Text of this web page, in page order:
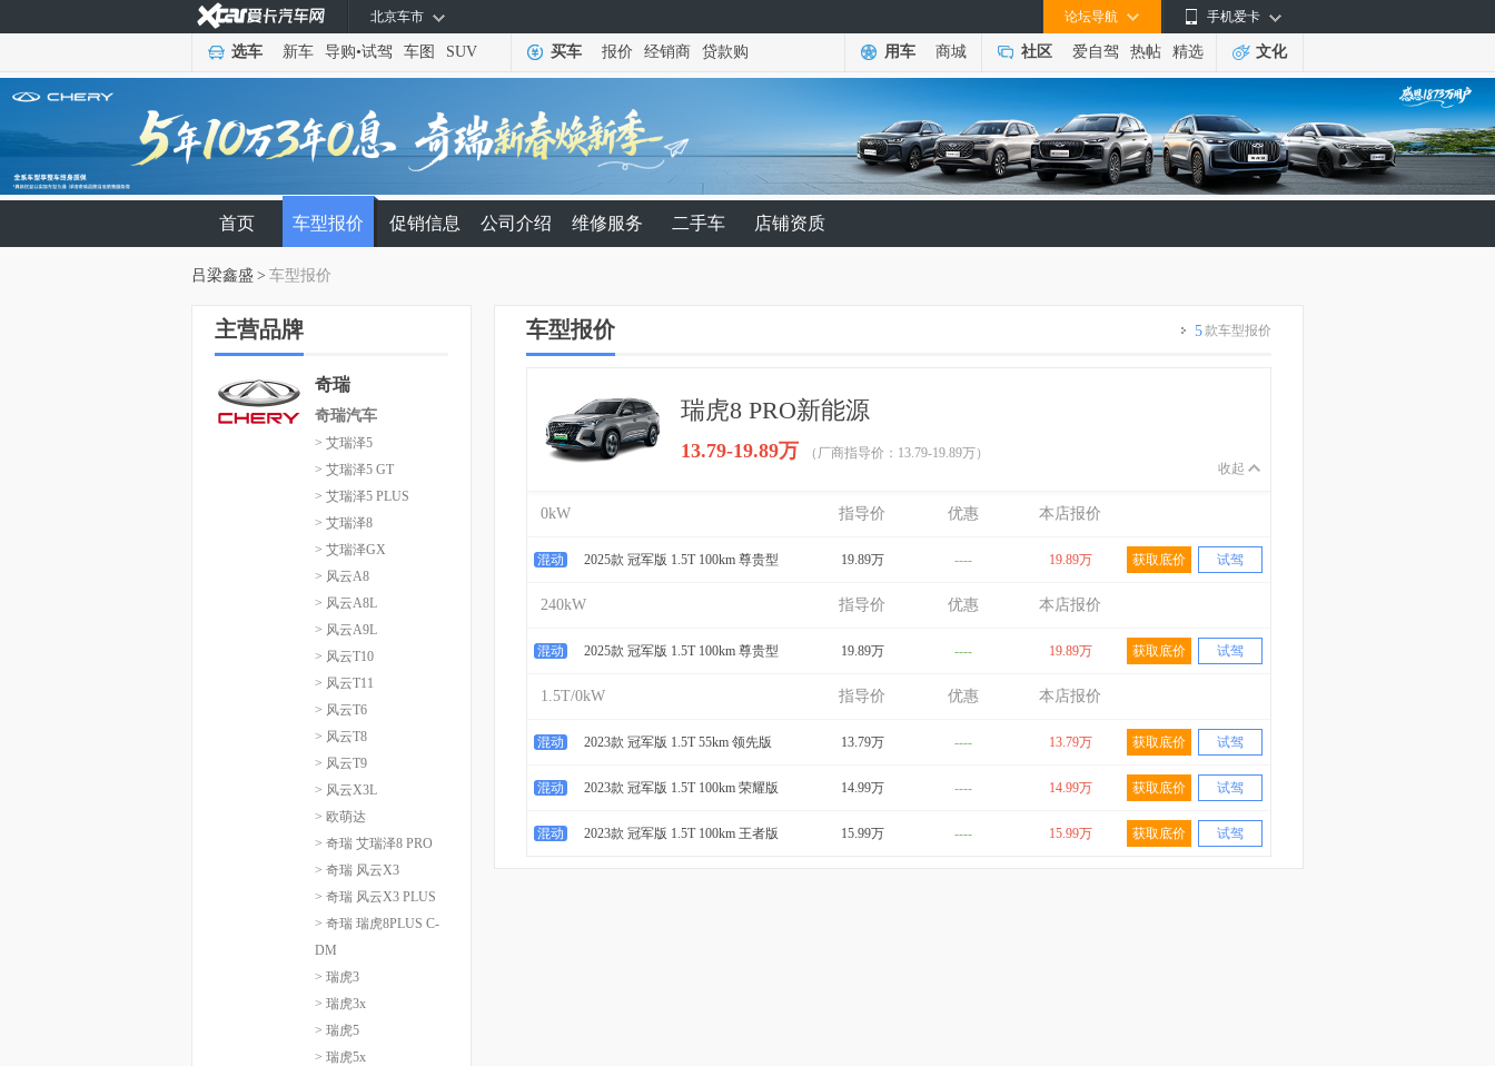
手机爱卡
论坛导航
北京车市
选车 新车 导购•试驾 车图 SUV 买车 报价 经销商 贷款购 用车 商城 社区 爱自驾 热帖 精选 文化
首页 车型报价 促销信息 公司介绍 维修服务 二手车 店铺资质
吕梁鑫盛 > 车型报价
主营品牌
奇瑞
奇瑞汽车
> 艾瑞泽5
> 艾瑞泽5 GT
> 艾瑞泽5 PLUS
> 艾瑞泽8
> 艾瑞泽GX
> 风云A8
> 风云A8L
> 风云A9L
> 风云T10
> 风云T11
> 风云T6
> 风云T8
> 风云T9
> 风云X3L
> 欧萌达
> 奇瑞 艾瑞泽8 PRO
> 奇瑞 风云X3
> 奇瑞 风云X3 PLUS
> 奇瑞 瑞虎8PLUS C-
DM
> 瑞虎3
> 瑞虎3x
> 瑞虎5
> 瑞虎5x
车型报价 5款车型报价
瑞虎8 PRO新能源
13.79-19.89万
（厂商指导价：13.79-19.89万）
收起
0kW 指导价 优惠 本店报价
混动 2025款 冠军版 1.5T 100km 尊贵型 19.89万 ---- 19.89万 获取底价 试驾
240kW 指导价 优惠 本店报价
混动 2025款 冠军版 1.5T 100km 尊贵型 19.89万 ---- 19.89万 获取底价 试驾
1.5T/0kW 指导价 优惠 本店报价
混动 2023款 冠军版 1.5T 55km 领先版 13.79万 ---- 13.79万 获取底价 试驾
混动 2023款 冠军版 1.5T 100km 荣耀版 14.99万 ---- 14.99万 获取底价 试驾
混动 2023款 冠军版 1.5T 100km 王者版 15.99万 ---- 15.99万 获取底价 试驾